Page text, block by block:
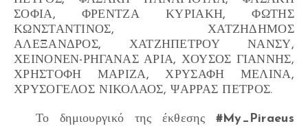
ΣΟΦΙΑ, ΦΡΕΝΤΖΑ ΚΥΡΙΑΚΗ, ΦΩΤΗΣ
ΚΩΝΣΤΑΝΤΙΝΟΣ, ΧΑΤΖΗΔΗΜΟΣ
ΑΛΕΞΑΝΔΡΟΣ, ΧΑΤΖΗΠΕΤΡΟΥ ΝΑΝΣΥ,
ΧΕΙΝΟΝΕΝ-ΡΗΓΑΝΑΣ ΑΡΙΑ, ΧΟΥΣΟΣ ΓΙΑΝΝΗΣ,
ΧΡΗΣΤΟΦΗ ΜΑΡΙΖΑ, ΧΡΥΣΑΦΗ ΜΕΛΙΝΑ,
ΧΡΥΣΟΓΕΛΟΣ ΝΙΚΟΛΑΟΣ, ΨΑΡΡΑΣ ΠΕΤΡΟΣ.
Το δημιουργικό της έκθεσης #My_Piraeus